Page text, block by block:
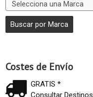
Costes de Envío
GRATIS *
Consultar Destinos